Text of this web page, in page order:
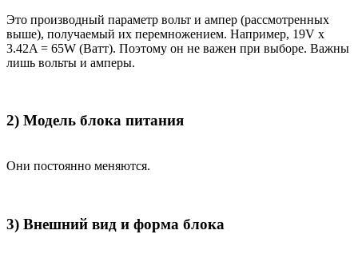
Это производный параметр вольт и ампер (рассмотренных
выше), получаемый их перемножением. Например, 19V x
3.42A = 65W (Ватт). Поэтому он не важен при выборе. Важны
лишь вольты и амперы.
2) Модель блока питания
Они постоянно меняются.
3) Внешний вид и форма блока